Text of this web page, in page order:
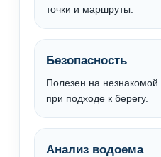
точки и маршруты.
Безопасность
Полезен на
при подходе к берегу.
Анализ водоема